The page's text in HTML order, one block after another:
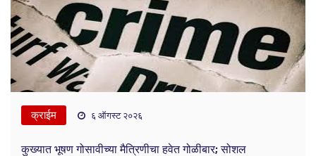
क्राईम ६ ऑगस्ट २०२६
कुख्यात भूषण गोसावीच्या मैत्रिणीचा हवेत गोळीबार; सोशल